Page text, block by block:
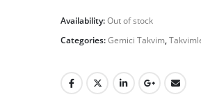
Availability:Out of stock
Categories:Gemici Takvim,